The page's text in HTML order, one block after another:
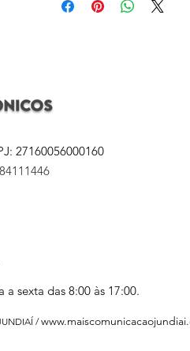
27160056000160
sexta das 8:00 às 17:00.
/